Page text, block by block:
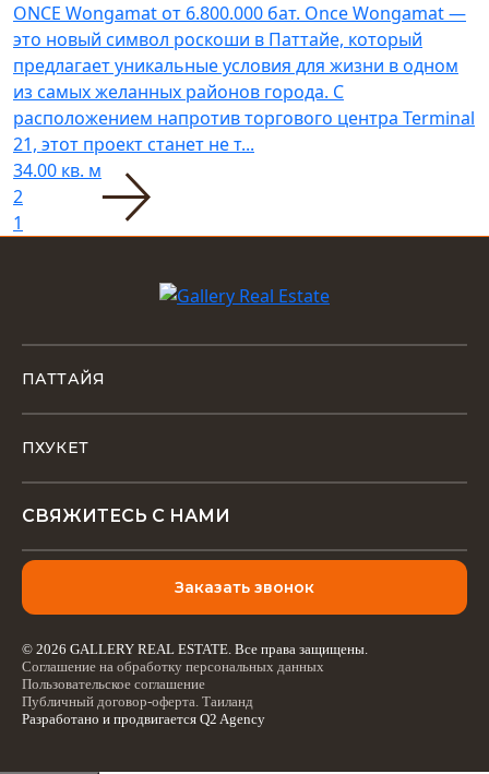
ONCE Wongamatот 6.800.000 бат. Once Wongamat —
это новый символ роскоши в Паттайе, который
предлагает уникальные условия для жизни в одном
из самых желанных районов города. С
расположением напротив торгового центра Terminal
21, этот проект станет не т...
34.00 кв. м
2
1
ПАТТАЙЯ
ПХУКЕТ
СВЯЖИТЕСЬ С НАМИ
Заказать звонок
© 2026 GALLERY REAL ESTATE. Все права защищены.
Соглашение на обработку персональных данных
Пользовательское соглашение
Публичный договор-оферта. Таиланд
Разработано и продвигается Q2 Agency